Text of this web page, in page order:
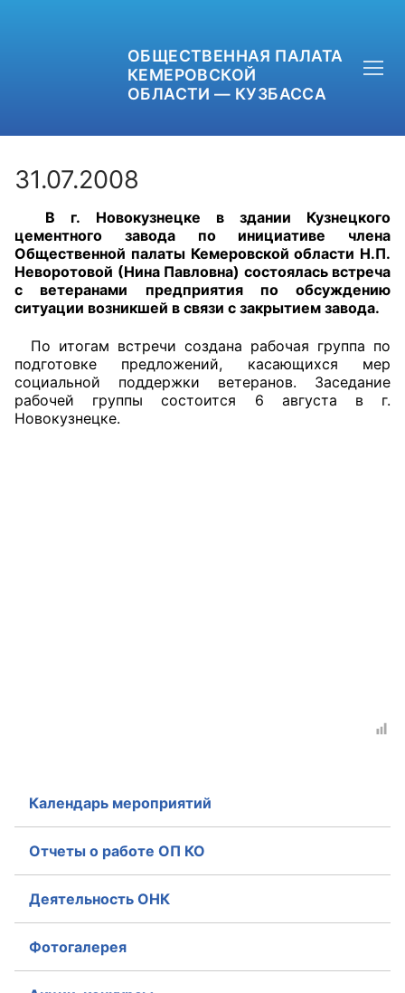
ОБЩЕСТВЕННАЯ ПАЛАТА
КЕМЕРОВСКОЙ
ОБЛАСТИ — КУЗБАССА
+7 (3842) 58-82-40
OPKO42@BK.RU
ОБРАТНАЯ СВЯЗЬ
Экспертный совет ОП КО
Совет ОП КО
Общественный штаб
Члены ОП КО
Документы ОП КО
31.07.2008
В г. Новокузнецке в здании Кузнецкого
цементного завода по инициативе члена
Общественной палаты Кемеровской области Н.П.
Неворотовой (Нина Павловна) состоялась встреча
с ветеранами предприятия по обсуждению
ситуации возникшей в связи с закрытием завода.
По итогам встречи создана рабочая группа по
подготовке предложений, касающихся мер
социальной поддержки ветеранов. Заседание
рабочей группы состоится 6 августа в г.
Новокузнецке.
Календарь мероприятий
Отчеты о работе ОП КО
Деятельность ОНК
Фотогалерея